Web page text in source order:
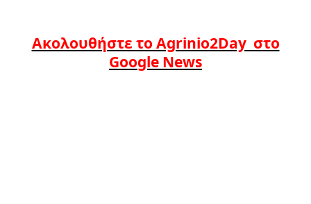
Ακολουθήστε το Agrinio2Day στο
Google News